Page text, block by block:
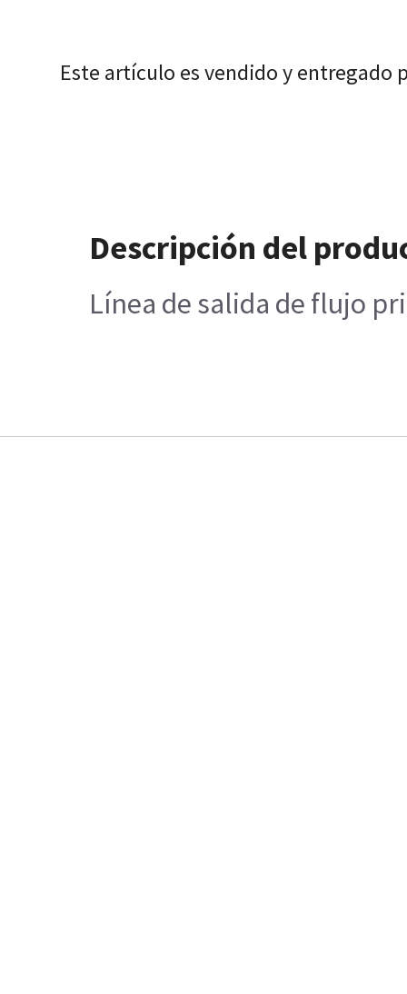
Este artículo es vendido y entregado
Descripción del
Línea de salida de flujo